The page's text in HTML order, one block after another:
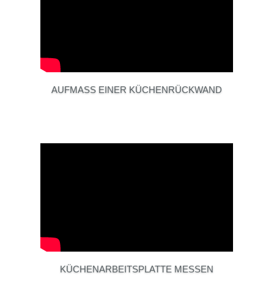
AUFMASS EINER KÜCHENRÜCKWAND
KÜCHENARBEITSPLATTE MESSEN